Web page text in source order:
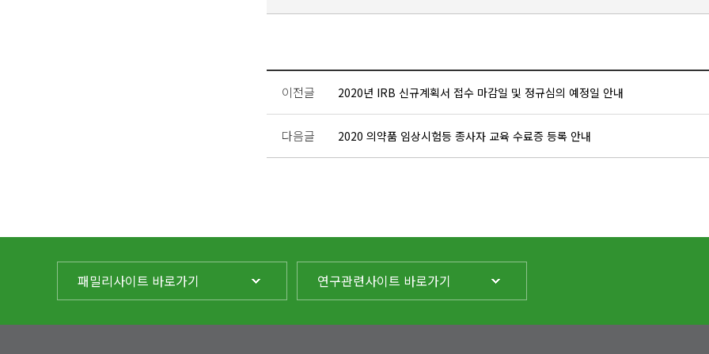
이전글 2020년 IRB 신규계획서 접수 마감일 및 정규심의 예정일 안내
다음글 2020 의약품 임상시험등 종사자 교육 수료증 등록 안내
패밀리사이트 바로가기 연구관련사이트 바로가기